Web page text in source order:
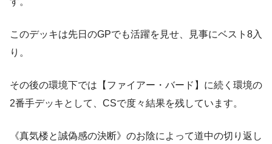
このデッキは先日のGPでも活躍を見せ、見事にベスト8入
り。
その後の環境下では【ファイアー・バード】に続く環境の
2番手デッキとして、CSで度々結果を残しています。
《真気楼と誠偽感の決断》のお陰によって道中の切り返し